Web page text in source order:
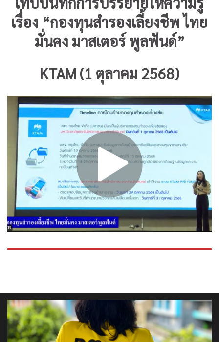
เรื่อง “กองทุนสำรองเลี้ยงชีพ ไทย
มั่นคง มาสเตอร์ พูลฟันด์”
KTAM (1 ตุลาคม 2568)